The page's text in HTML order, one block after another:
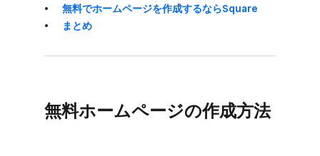
無料で​ホームページを​作成するなら​Square
まとめ
無料ホームページの​作成方​法